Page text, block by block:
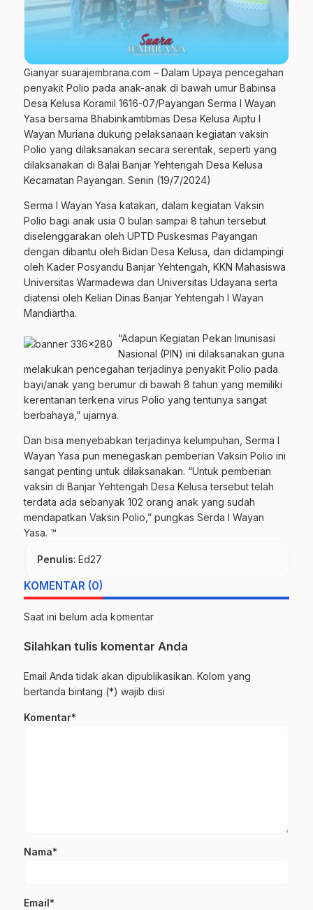
Gianyar suarajembrana.com – Dalam Upaya pencegahan
penyakit Polio pada anak-anak di bawah umur Babinsa
Desa Kelusa Koramil 1616-07/Payangan Serma I Wayan
Yasa bersama Bhabinkamtibmas Desa Kelusa Aiptu I
Wayan Muriana dukung pelaksanaan kegiatan vaksin
Polio yang dilaksanakan secara serentak, seperti yang
dilaksanakan di Balai Banjar Yehtengah Desa Kelusa
Kecamatan Payangan. Senin (19/7/2024)
Serma I Wayan Yasa katakan, dalam kegiatan Vaksin
Polio bagi anak usia 0 bulan sampai 8 tahun tersebut
diselenggarakan oleh UPTD Puskesmas Payangan
dengan dibantu oleh Bidan Desa Kelusa, dan didampingi
oleh Kader Posyandu Banjar Yehtengah, KKN Mahasiswa
Universitas Warmadewa dan Universitas Udayana serta
diatensi oleh Kelian Dinas Banjar Yehtengah I Wayan
Mandiartha.
“Adapun Kegiatan Pekan Imunisasi
Nasional (PIN) ini dilaksanakan guna
melakukan pencegahan terjadinya penyakit Polio pada
bayi/anak yang berumur di bawah 8 tahun yang memiliki
kerentanan terkena virus Polio yang tentunya sangat
berbahaya,” ujarnya.
Dan bisa menyebabkan terjadinya kelumpuhan, Serma I
Wayan Yasa pun menegaskan pemberian Vaksin Polio ini
sangat penting untuk dilaksanakan. “Untuk pemberian
vaksin di Banjar Yehtengah Desa Kelusa tersebut telah
terdata ada sebanyak 102 orang anak yang sudah
mendapatkan Vaksin Polio,” pungkas Serda I Wayan
Yasa. ™
Penulis: Ed27
KOMENTAR (0)
Saat ini belum ada komentar
Silahkan tulis komentar Anda
Email Anda tidak akan dipublikasikan. Kolom yang
bertanda bintang (*) wajib diisi
Komentar*
Nama*
Email*